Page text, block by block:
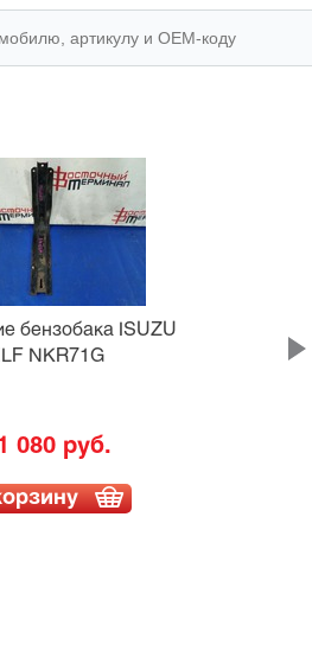
бензобака ISUZU
NKR71G
080 руб.